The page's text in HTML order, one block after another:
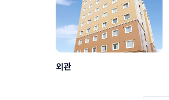
외관